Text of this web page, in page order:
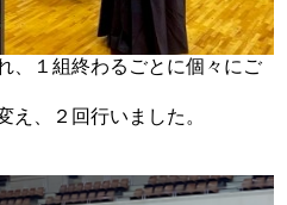
、１組終わるごとに個々にご
え、２回行いました。